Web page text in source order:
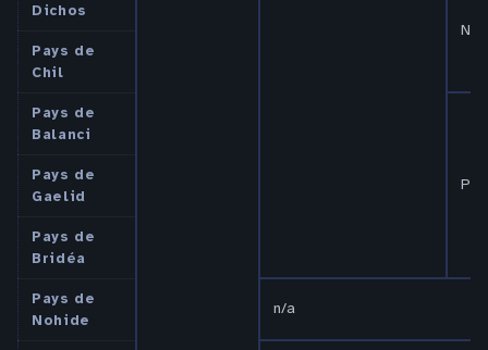
Dichos
N P
Pays de
Chil
Pays de
Balanci
P
Pays de
Gaelid
Pays de
Bridéa
Pays de
Nohide
n/a